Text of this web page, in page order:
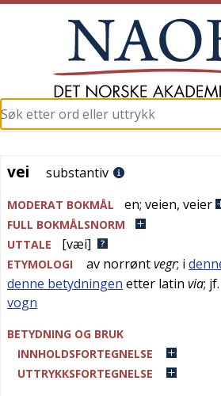
vei
vei substantiv
MODERAT BOKMÅL en; veien, veier
FULL BOKMÅLSNORM
UTTALE
[væi]
ETYMOLOGI av norrøntvegr; i
denne betydningen etter latin via;
vogn
BETYDNING OG BRUK
INNHOLDSFORTEGNELSE
UTTRYKKSFORTEGNELSE